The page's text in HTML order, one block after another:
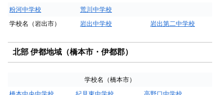
粉河中学校
荒川中学校
学校名（岩出市）
岩出中学校 岩出第二中学校
北部 伊都地域（橋本市・伊都郡）
学校名（橋本市）